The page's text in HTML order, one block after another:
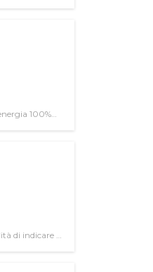
100%
di indicare le